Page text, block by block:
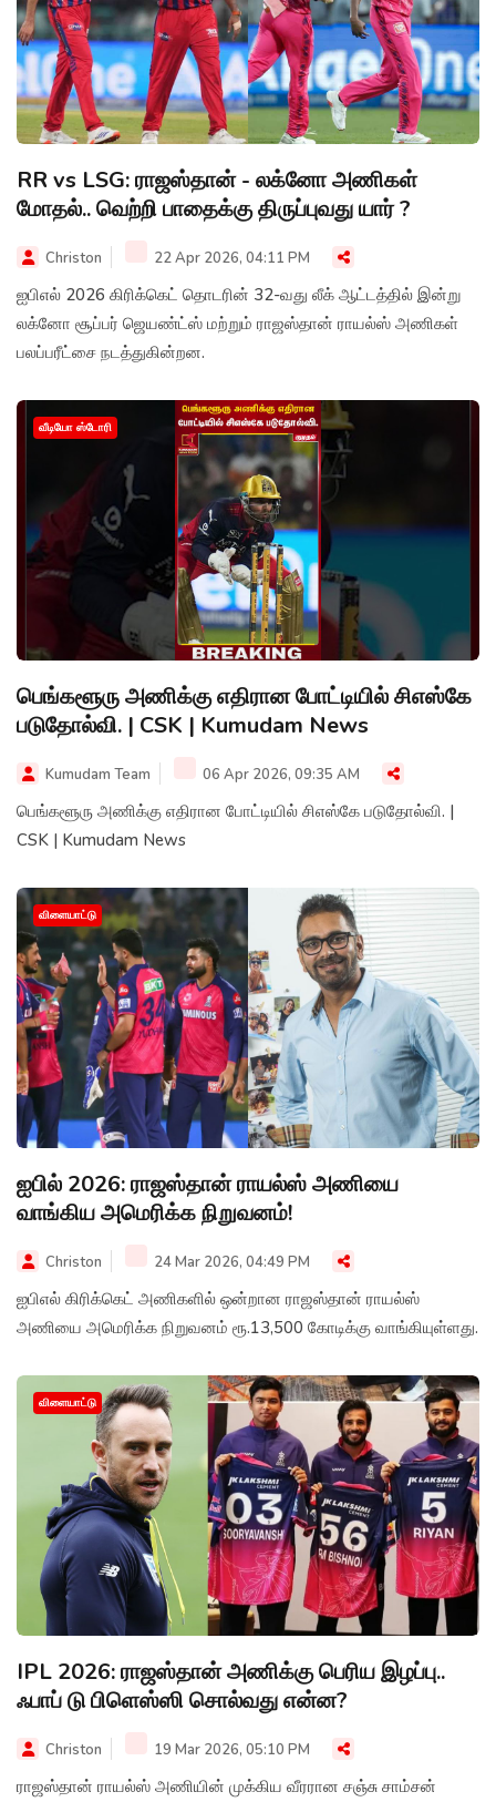
RR vs LSG: ராஜஸ்தான் - லக்னோ அணிகள்
மோதல்.. வெற்றி பாதைக்கு திருப்புவது யார் ?
Christon 22 Apr 2026, 04:11 PM
ஐபிஎல் 2026 கிரிக்கெட் தொடரின் 32-வது லீக் ஆட்டத்தில் இன்று
லக்னோ சூப்பர் ஜெயண்ட்ஸ் மற்றும் ராஜஸ்தான் ராயல்ஸ் அணிகள்
பலப்பரீட்சை நடத்துகின்றன.
வீடியோ ஸ்டோரி
பெங்களூரு அணிக்கு எதிரான போட்டியில் சிஎஸ்கே
படுதோல்வி. | CSK | Kumudam News
Kumudam Team 06 Apr 2026, 09:35 AM
பெங்களூரு அணிக்கு எதிரான போட்டியில் சிஎஸ்கே படுதோல்வி. |
CSK | Kumudam News
விளையாட்டு
ஐபில் 2026: ராஜஸ்தான் ராயல்ஸ் அணியை
வாங்கிய அமெரிக்க நிறுவனம்!
Christon 24 Mar 2026, 04:49 PM
ஐபிஎல் கிரிக்கெட் அணிகளில் ஒன்றான ராஜஸ்தான் ராயல்ஸ்
அணியை அமெரிக்க நிறுவனம் ரூ.13,500 கோடிக்கு வாங்கியுள்ளது.
விளையாட்டு
IPL 2026: ராஜஸ்தான் அணிக்கு பெரிய இழப்பு..
ஃபாப் டு பிளெஸ்ஸி சொல்வது என்ன?
Christon 19 Mar 2026, 05:10 PM
ராஜஸ்தான் ராயல்ஸ் அணியின் முக்கிய வீரரான சஞ்சு சாம்சன்